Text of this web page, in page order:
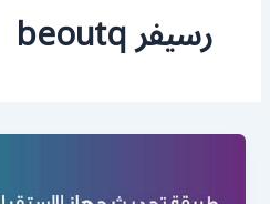
رسيفر beoutq